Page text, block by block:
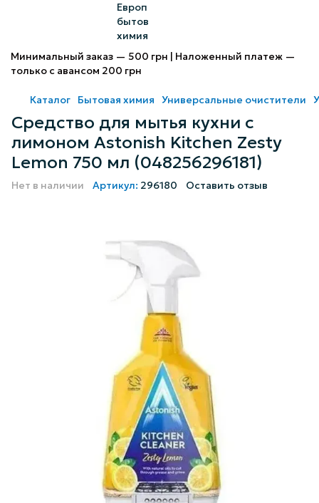
Минимальный заказ — 500 грн | Наложенный платеж —
только с авансом 200 грн
Каталог Бытовая химия Универсальные очистители
Средство для мытья кухни с
лимоном Astonish Kitchen Zesty
Lemon 750 мл (048256296181)
Нет в наличии Артикул: 296180 Оставить отзыв